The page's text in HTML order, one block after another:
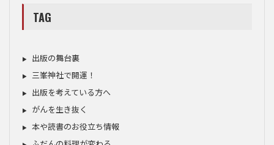
TAG
出版の舞台裏
三峯神社で開運！
出版を考えている方へ
がんを生き抜く
本や読書のお役立ち情報